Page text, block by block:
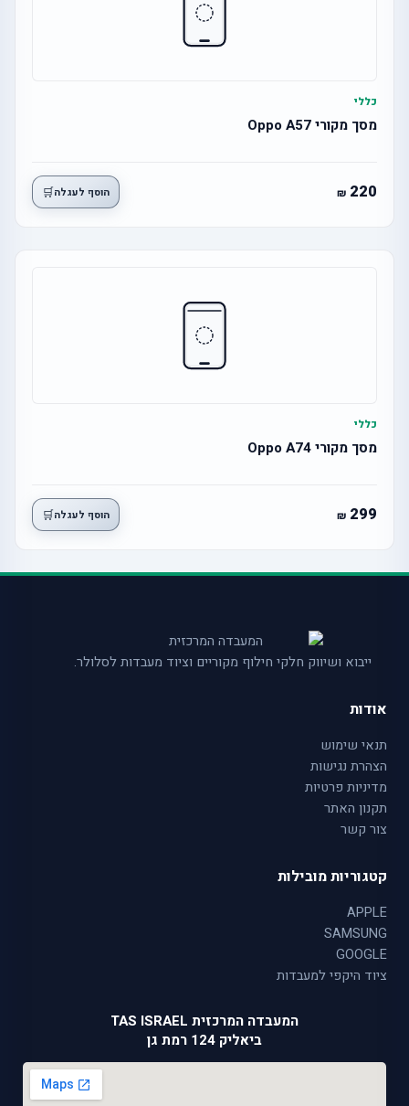
כללי
מסך מקורי Oppo A57
220 הוסף לעגלה🛒
כללי
מסך מקורי Oppo A74
299 הוסף לעגלה🛒
ייבוא ושיווק חלקי חילוף מקוריים וציוד מעבדות לסלולר.
אודות
תנאי שימוש
הצהרת נגישות
מדיניות פרטיות
תקנון האתר
צור קשר
קטגוריות מובילות
APPLE
SAMSUNG
GOOGLE
ציוד היקפי למעבדות
המעבדה המרכזית TAS ISRAEL
ביאליק 124 רמת גן